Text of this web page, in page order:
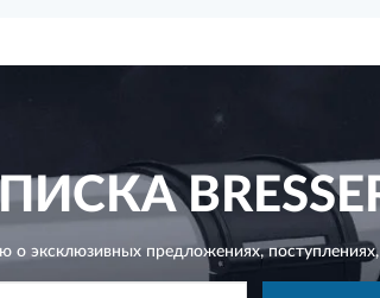
о эксклюзивных предложениях,